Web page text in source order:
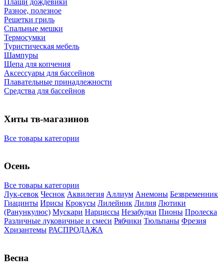
Плащи дождевики
Разное, полезное
Решетки гриль
Спальные мешки
Термосумки
Туристическая мебель
Шампуры
Щепа для копчения
Аксессуары для бассейнов
Плавательные принадлежности
Средства для бассейнов
Хиты тв-магазинов
Все товары категории
Осень
Все товары категории
Лук-севок Чеснок Аквилегия Аллиум Анемоны Безвременник
Гиацинты Ирисы Крокусы Лилейник Лилия Лютики
(Ранункулюс) Мускари Нарцисcы Незабудки Пионы Пролеска
Различные луковичные и смеси Рябчики Тюльпаны Фрезия
Хризантемы РАСПРОДАЖА
Весна